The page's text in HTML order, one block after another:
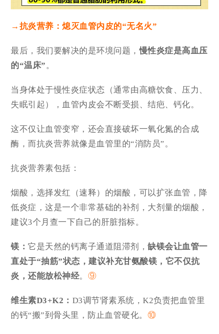
→ 抗炎营养：熄灭血管内皮的“无名火”
最后，我们要解决的是环境问题，慢性炎症是高血压
的“温床”。
当身体处于慢性炎症状态（通常由高糖饮食、压力、
失眠引起），血管内皮会不断受损、结疤、钙化。
这不仅让血管变窄，还会直接破坏一氧化氮的合成
酶，而抗炎营养就像是血管里的“消防员”。
抗炎营养素包括：
烟酸，选择发红（速释）的烟酸，可以扩张血管，降
低炎症，这是一个非常基础的补剂，大剂量的烟酸，
建议3个月查一下自己的肝脏指标。
镁：它是天然的钙离子通道阻滞剂，缺镁会让血管一
直处于“抽筋”状态 ，建议补充甘氨酸镁，它不仅抗
炎，还能放松神经。 ⑨
维生素D3+K2： D3调节肾素系统，K2负责把血管里
的钙“搬”到骨头里，防止血管硬化。 ⑩